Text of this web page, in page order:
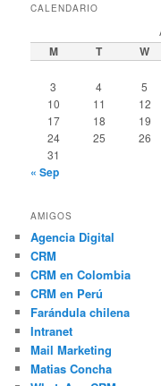
CALENDARIO
M T W
3
4 5
10
11 12
17
18 19
24
25 26
31
« Sep
AMIGOS
Agencia Digital
CRM
CRM en Colombia
CRM en Perú
Farándula chilena
Intranet
Mail Marketing
Matias Concha